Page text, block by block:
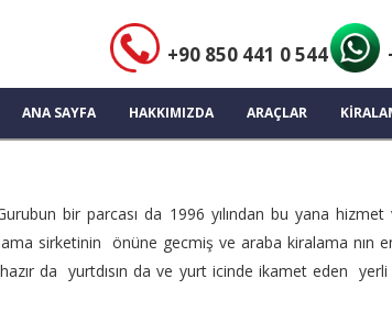
+90 850 441 0 544
ANA SAYFA HAKKIMIZDA ARAÇLAR
bir parcası da 1996 yılından bu yana
sirketinin önüne gecmiş ve araba kiralama nın
da yurtdısın da ve yurt icinde ikamet eden